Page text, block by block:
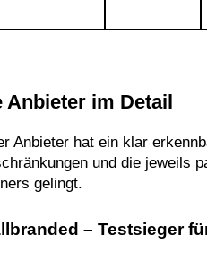
Anbieter im Detail
Anbieter hat ein klar
und die jeweils
gelingt.
– Testsieger